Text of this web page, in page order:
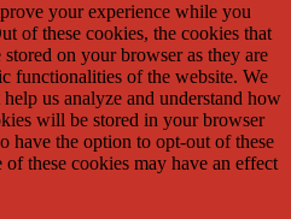
your experience while you
of these cookies, the cookies that
stored on your browser as they are
functionalities of the website. We
us analyze and understand how
will be stored in your browser
have the option to opt-out of these
these cookies may have an effect